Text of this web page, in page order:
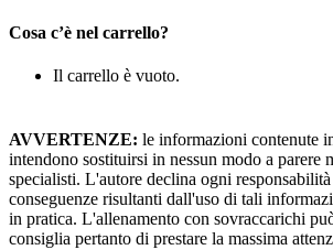
Cosa c’è nel carrello?
Il carrello è vuoto.
AVVERTENZE: le informazioni contenute
intendono sostituirsi in nessun modo a parere
specialisti. L'autore declina ogni
conseguenze risultanti dall'uso di tali
in pratica. L'allenamento con sovraccarichi
consiglia pertanto di prestare la massima